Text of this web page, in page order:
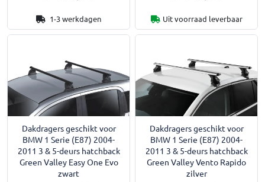
1-3 werkdagen Uit voorraad leverbaar
Dakdragers geschikt voor
BMW 1 Serie (E87) 2004-
2011 3 & 5-deurs hatchback
Green Valley Easy One Evo
zwart
Dakdragers geschikt voor
BMW 1 Serie (E87) 2004-
2011 3 & 5-deurs hatchback
Green Valley Vento Rapido
zilver